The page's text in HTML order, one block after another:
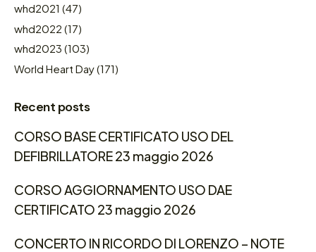
whd2021 (47)
whd2022 (17)
whd2023 (103)
World Heart Day(171)
Recent posts
CORSO BASE CERTIFICATO USO DEL
DEFIBRILLATORE 23 maggio 2026
CORSO AGGIORNAMENTO USO DAE
CERTIFICATO 23 maggio 2026
CONCERTO IN RICORDO DI LORENZO – NOTE